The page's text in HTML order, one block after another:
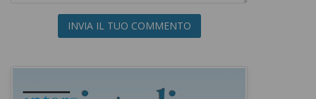
INVIA IL TUO COMMENTO